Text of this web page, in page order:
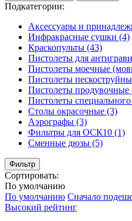
Подкатегории:
Аксессуары и
Инфракрасные сушки (4)
Краскопульты (43)
Пистолеты для
Пистолеты моечные
Пистолеты
Пистолеты продувочные
Пистолеты специального
Столы окрасочные (3)
Аэрографы (3)
Фильтры для ОСК10 (1)
Сменные дюзы (5)
Фильтр
Сортировать:
По умолчанию
По умолчанию Сначало
Высокий рейтинг